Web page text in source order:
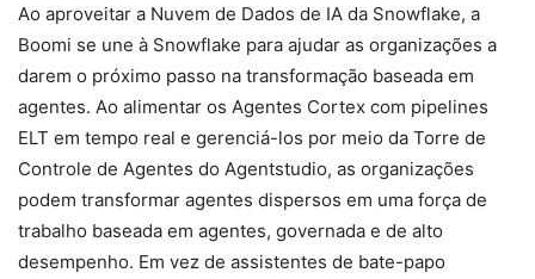
Ao aproveitar a Nuvem de Dados de IA da Snowflake, a
Boomi se une à Snowflake para ajudar as organizações a
darem o próximo passo na transformação baseada em
agentes. Ao alimentar os Agentes Cortex com pipelines
ELT em tempo real e gerenciá-los por meio da Torre de
Controle de Agentes do Agentstudio, as organizações
podem transformar agentes dispersos em uma força de
trabalho baseada em agentes, governada e de alto
desempenho. Em vez de assistentes de bate-papo